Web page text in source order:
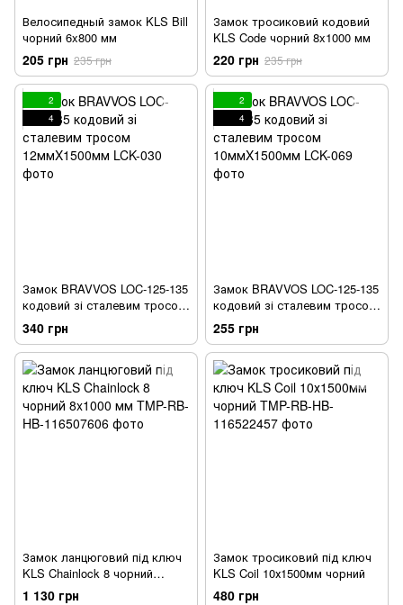
Велосипедный замок KLS Bill
чорний 6x800 мм
205 грн 235 грн
Замок тросиковий кодовий
KLS Code чорний 8x1000 мм
220 грн 235 грн
2
4
Замок BRAVVOS LOC-125-135
кодовий зі сталевим тросом
12ммX1500мм
340 грн
2
4
Замок BRAVVOS LOC-125-135
кодовий зі сталевим тросом
10ммX1500мм
255 грн
Замок ланцюговий під ключ
KLS Chainlock 8 чорний
8x1000 мм
1 130 грн
Замок тросиковий під ключ
KLS Coil 10х1500мм чорний
480 грн